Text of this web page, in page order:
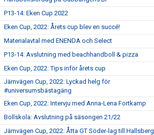
P13-14: Eken Cup 2022
Eken Cup, 2022: Årets cup blev en succé!
Materialavtal med ENENDA och Select
P13-14: Avslutning med beachhandboll & pizza
Eken Cup, 2022: Tips inför årets cup
Järnvägen Cup, 2022: Lyckad helg för
#universumsbästagäng
Eken Cup, 2022: Intervju med Anna-Lena Fortkamp
Bollskola: Avslutning på säsongen 21/22
Järnvägen Cup, 2022: Åtta GT Söder-lag till Hallsberg